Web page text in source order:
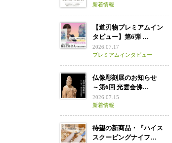
新着情報
【道刃物プレミアムイン
タビュー】第6弾 …
2026.07.17
プレミアムインタビュー
仏像彫刻展のお知らせ
～第6回 光雲会佛…
2026.07.15
新着情報
待望の新商品・『ハイス
スクーピングナイフ…